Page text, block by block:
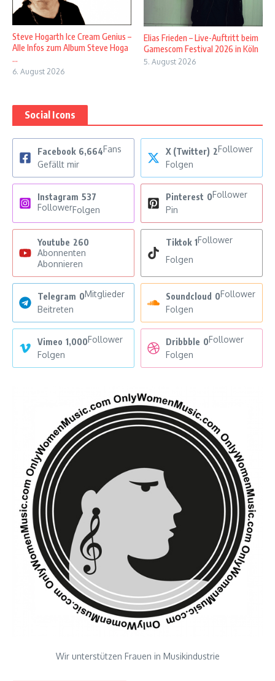
Steve Hogarth Ice Cream Genius –
Alle Infos zum Album Steve Hoga
...
6. August 2026
Elias Frieden – Live-Auftritt beim
Gamescom Festival 2026 in Köln
5. August 2026
Social Icons
Facebook 6,664Fans
Gefällt mir
X (Twitter) 2Follower
Folgen
Instagram 537
FollowerFolgen
Pinterest 0Follower
Pin
Youtube 260
Abonnenten
Abonnieren
Tiktok 1 Follower
Folgen
Telegram 0Mitglieder
Beitreten
Soundcloud 0Follower
Folgen
Vimeo 1,000Follower
Folgen
Dribbble 0Follower
Folgen
Wir unterstützen Frauen in Musikindustrie